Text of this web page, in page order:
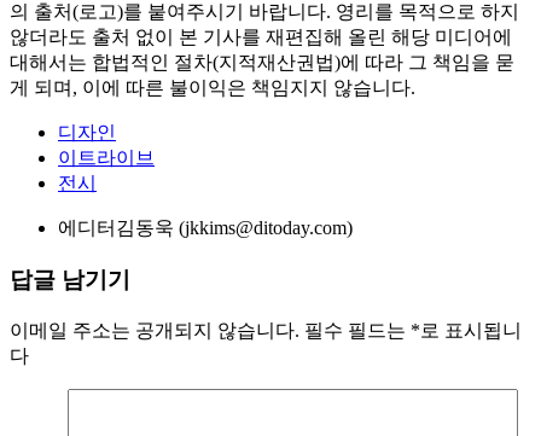
의 출처(로고)를 붙여주시기 바랍니다. 영리를 목적으로 하지
않더라도 출처 없이 본 기사를 재편집해 올린 해당 미디어에
대해서는 합법적인 절차(지적재산권법)에 따라 그 책임을 묻
게 되며, 이에 따른 불이익은 책임지지 않습니다.
디자인
이트라이브
전시
에디터 김동욱 (jkkims@ditoday.com)
답글 남기기
이메일 주소는 공개되지 않습니다. 필수 필드는 *로 표시됩니
다